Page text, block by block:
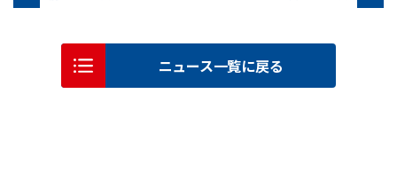
ニュース一覧に戻る